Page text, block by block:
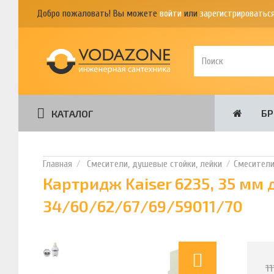
Добро пожаловать! Вы можете войти или
КАТАЛОГ
Смесители, душевые стойки, лейки
Картридж Kaiser 6235, 35 мм
34/60/62/67/69/59011/70